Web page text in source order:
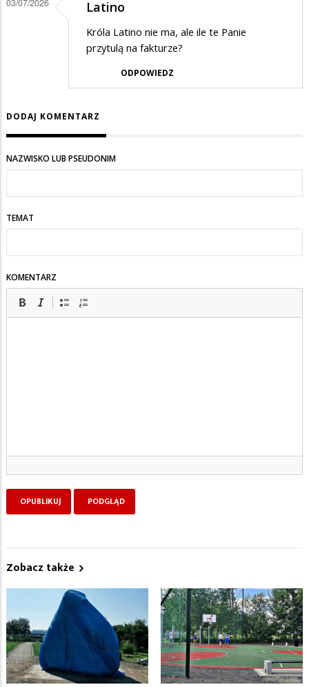
03/07/2026 Latino
Króla Latino nie ma, ale ile te Panie
przytulą na fakturze?
ODPOWIEDZ
DODAJ KOMENTARZ
NAZWISKO LUB PSEUDONIM
TEMAT
KOMENTARZ
Zobacz także